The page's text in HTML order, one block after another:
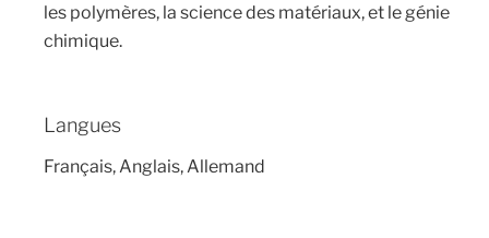
les polymères, la science des matériaux, et le génie
chimique.
Langues
Français, Anglais, Allemand